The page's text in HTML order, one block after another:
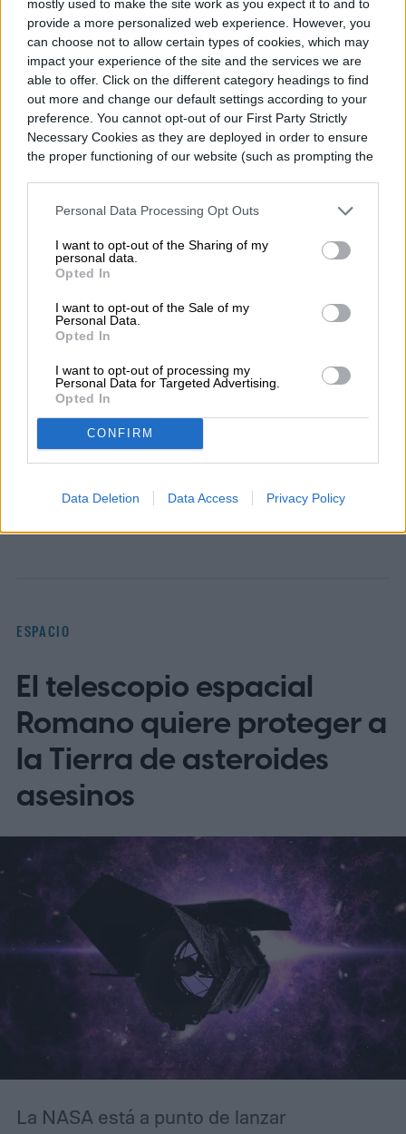
mostly used to make the site work as you expect it to and to
provide a more personalized web experience. However, you
can choose not to allow certain types of cookies, which may
impact your experience of the site and the services we are
able to offer. Click on the different category headings to find
out more and change our default settings according to your
preference. You cannot opt-out of our First Party Strictly
Necessary Cookies as they are deployed in order to ensure
the proper functioning of our website (such as prompting the
Personal Data Processing Opt Outs
I want to opt-out of the Sharing of my
personal data.
Opted In
I want to opt-out of the Sale of my
Personal Data.
Opted In
I want to opt-out of processing my
Personal Data for Targeted Advertising.
Opted In
CONFIRM
Data Deletion Data Access Privacy Policy
superior de esta página para obtener
información interesante sobre cómo las
características en el cielo se ven un poco
diferentes a como lo hacen para las
personas en otras partes del mundo, por
ejemplo, las fases de la luna se llenan de
izquierda a derecha en lugar de derecha a
izquierda como lo hacen en el norte.
Senior Editor
Diego Bastarrica es Senior Editor y Head of
Content en Digital Trends en Español,
ESPACIO
El telescopio espacial
Romano quiere proteger a
la Tierra de asteroides
asesinos
La NASA está a punto de lanzar